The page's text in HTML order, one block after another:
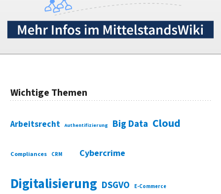
Wichtige Themen
Arbeitsrecht Authentifizierung Big Data Cloud
Compliances CRM Cybercrime
Digitalisierung DSGVO E-Commerce